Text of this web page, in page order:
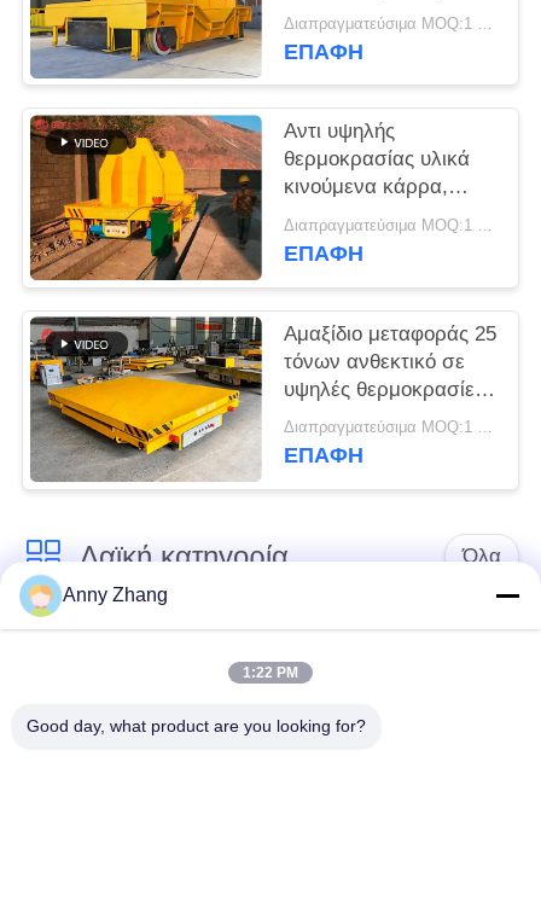
Κάρου Μεταφοράς
Χυτηρίου
Διαπραγματεύσιμα MOQ:1 σύνολο/σύνολα
ΕΠΑΦΉ
Αντι υψηλής
θερμοκρασίας υλικά
κινούμενα κάρρα,
υλική κουτάλα
μετάλλων κάρρων
χυτήριο
Διαπραγματεύσιμα MOQ:1 Ρυθμίστε / Σετ
ΕΠΑΦΉ
Αμαξίδιο μεταφοράς 25
τόνων ανθεκτικό σε
υψηλές θερμοκρασίες
με λειτουργία
υδραυλικής ανατροπής
Διαπραγματεύσιμα MOQ:1 σύνολο/σύνολα
ΕΠΑΦΉ
Λαϊκή κατηγορία Όλα
κάρρο μεταφοράς
trackless κάρρο
μεταφοράς
κάρρο μεταφοράς
AGV αυτόματο
Anny Zhang
1:22 PM
Good day, what product are you looking for?